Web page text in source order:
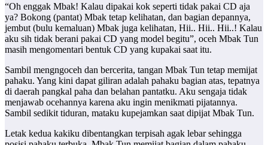
“Oh enggak Mbak! Kalau dipakai kok seperti tidak pakai CD aja
ya? Bokong (pantat) Mbak tetap kelihatan, dan bagian depannya,
jembut (bulu kemaluan) Mbak juga kelihatan, Hii.. Hii.. Hii..! Kalau
aku sih tidak berani pakai CD yang model begitu”, oceh Mbak Tun
masih mengomentari bentuk CD yang kupakai saat itu.
Sambil mengngoceh dan bercerita, tangan Mbak Tun tetap memijat
pahaku. Yang kini dapat giliran adalah pahaku bagian atas, tepatnya
di daerah pangkal paha dan belahan pantatku. Aku sengaja tidak
menjawab ocehannya karena aku ingin menikmati pijatannya.
Sambil sedikit tiduran, mataku kupejamkan saat dipijat Mbak Tun.
Letak kedua kakiku dibentangkan terpisah agak lebar sehingga